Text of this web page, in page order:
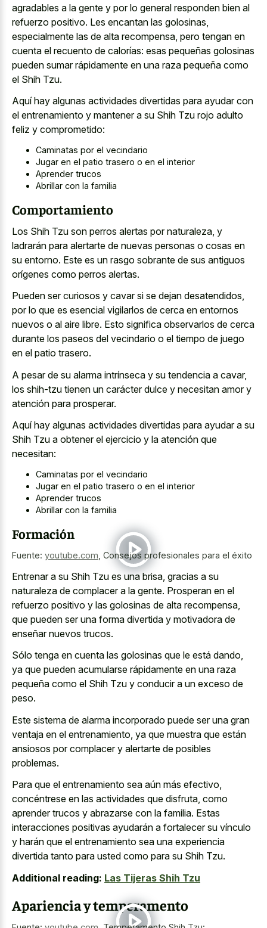
agradables a la gente y por lo general responden bien al
refuerzo positivo. Les encantan las golosinas,
especialmente las de alta recompensa, pero tengan en
cuenta el recuento de calorías: esas pequeñas golosinas
pueden sumar rápidamente en una raza pequeña como
el Shih Tzu.
Aquí hay algunas actividades divertidas para ayudar con
el entrenamiento y mantener a su Shih Tzu rojo adulto
feliz y comprometido:
Caminatas por el vecindario
Jugar en el patio trasero o en el interior
Aprender trucos
Abrillar con la familia
Comportamiento
Los Shih Tzu son perros alertas por naturaleza, y
ladrarán para alertarte de nuevas personas o cosas en
su entorno. Este es un rasgo sobrante de sus antiguos
orígenes como perros alertas.
Pueden ser curiosos y cavar si se dejan desatendidos,
por lo que es esencial vigilarlos de cerca en entornos
nuevos o al aire libre. Esto significa observarlos de cerca
durante los paseos del vecindario o el tiempo de juego
en el patio trasero.
A pesar de su alarma intrínseca y su tendencia a cavar,
los shih-tzu tienen un carácter dulce y necesitan amor y
atención para prosperar.
Aquí hay algunas actividades divertidas para ayudar a su
Shih Tzu a obtener el ejercicio y la atención que
necesitan:
Caminatas por el vecindario
Jugar en el patio trasero o en el interior
Aprender trucos
Abrillar con la familia
Formación
Fuente: youtube.com, Consejos profesionales para el éxito
Entrenar a su Shih Tzu es una brisa, gracias a su
naturaleza de complacer a la gente. Prosperan en el
refuerzo positivo y las golosinas de alta recompensa,
que pueden ser una forma divertida y motivadora de
enseñar nuevos trucos.
Sólo tenga en cuenta las golosinas que le está dando,
ya que pueden acumularse rápidamente en una raza
pequeña como el Shih Tzu y conducir a un exceso de
peso.
Este sistema de alarma incorporado puede ser una gran
ventaja en el entrenamiento, ya que muestra que están
ansiosos por complacer y alertarte de posibles
problemas.
Para que el entrenamiento sea aún más efectivo,
concéntrese en las actividades que disfruta, como
aprender trucos y abrazarse con la familia. Estas
interacciones positivas ayudarán a fortalecer su vínculo
y harán que el entrenamiento sea una experiencia
divertida tanto para usted como para su Shih Tzu.
Additional reading: Las Tijeras Shih Tzu
Apariencia y temperamento